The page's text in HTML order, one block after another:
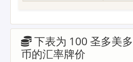
下表为 100 圣多美
币的汇率牌价